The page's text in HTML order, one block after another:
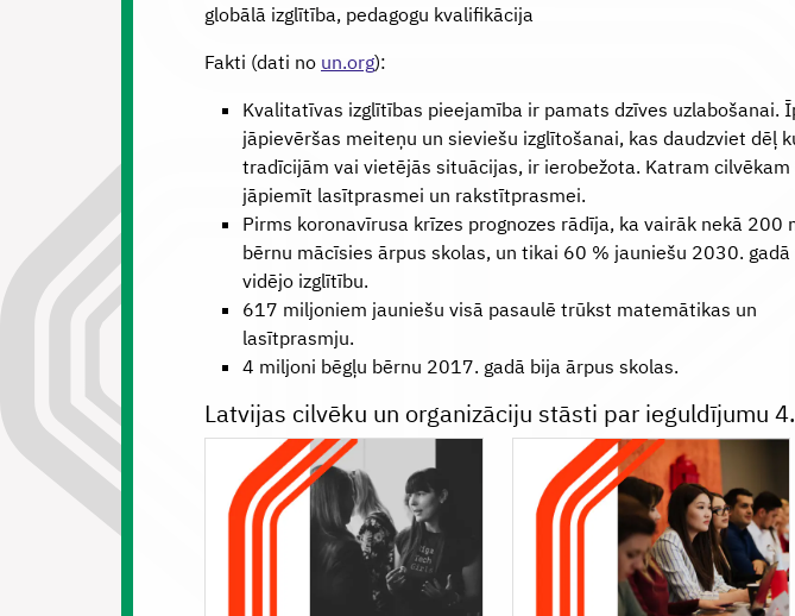
globālā izglītība, pedagogu kvalifikācija
Fakti (dati no un.org):
Kvalitatīvas izglītības pieejamība ir pamats dzīves uzlabošanai.
jāpievēršas meiteņu un sieviešu izglītošanai, kas daudzviet dēļ
tradīcijām vai vietējās situācijas, ir ierobežota. Katram cilvēkam
jāpiemīt lasītprasmei un rakstītprasmei.
Pirms koronavīrusa krīzes prognozes rādīja, ka vairāk nekā 200
bērnu mācīsies ārpus skolas, un tikai 60 % jauniešu 2030. gadā
vidējo izglītību.
617 miljoniem jauniešu visā pasaulē trūkst matemātikas un
lasītprasmju.
4 miljoni bēgļu bērnu 2017. gadā bija ārpus skolas.
Latvijas cilvēku un organizāciju stāsti par ieguldījumu